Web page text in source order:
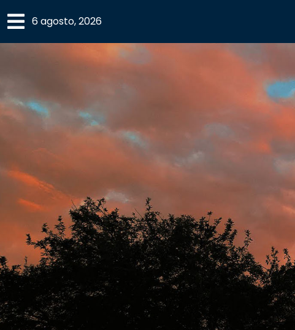
×
CULTURA
DEPORTES
I+D+IEXPERTOS
SALUD
6 agosto, 2026